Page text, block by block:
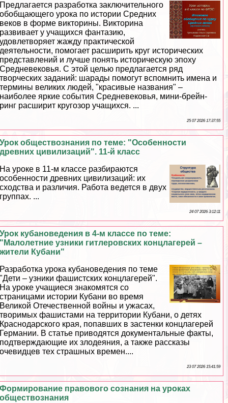
Предлагается разработка заключительного
обобщающего урока по истории Средних
веков в форме викторины. Викторина
развивает у учащихся фантазию,
удовлетворяет жажду пpaктической
деятельности, помогает расширить круг исторических
представлений и лучше понять историческую эпоху
Средневековья. С этой целью предлагается ряд
творческих заданий: шарады помогут вспомнить имена и
термины великих людей, "красивые названия" –
наиболее яркие события Cредневековья, мини-брейн-
ринг расширит кругозор учащихся. ...
25 07 2026 17:37:55
Урок обществознания по теме: "Особенности
древних цивилизаций". 11-й класс
На уроке в 11-м классе разбираются
особенности древних цивилизаций: их
сходства и различия. Работа ведется в двух
группах. ...
24 07 2026 3:12:11
Урок кубановедения в 4-м классе по теме:
"Малолетние узники гитлеровских концлагерей –
жители Кубани"
Разработка урока кубановедения по теме
"Дети – узники фашистских концлагерей".
На уроке учащиеся знакомятся со
страницами истории Кубани во время
Великой Отечественной войны и ужасах,
творимых фашистами на территории Кубани, о детях
Краснодарского края, попавших в застенки концлагерей
Германии. В статье приводятся документальные факты,
подтверждающие их злодеяния, а также рассказы
очевидцев тех страшных времен....
23 07 2026 15:41:59
Формирование правового сознания на уроках
обществознания